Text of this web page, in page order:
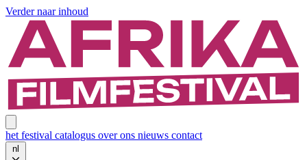
Verder naar inhoud
het festival catalogus over ons nieuws contact
nl